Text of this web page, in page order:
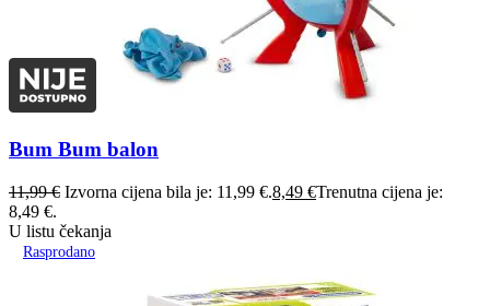
Bum Bum balon
11,99€ Izvorna cijena bila je: 11,99 €.8,49 €Trenutna cijena je:
8,49 €.
U listu čekanja
Rasprodano